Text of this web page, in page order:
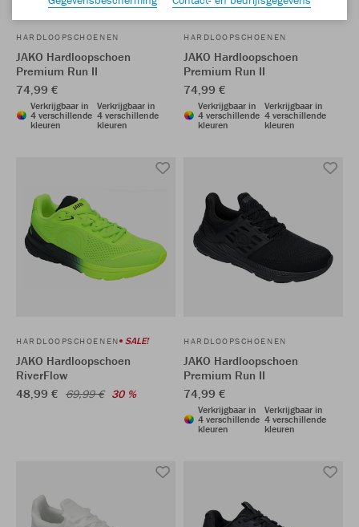
HARDLOOPSCHOENEN
JAKO Hardloopschoen
Premium Run II
74,99 €
Verkrijgbaar in
4 verschillende
kleuren
Verkrijgbaar in
4 verschillende
kleuren
HARDLOOPSCHOENEN
JAKO Hardloopschoen
Premium Run II
74,99 €
Verkrijgbaar in
4 verschillende
kleuren
Verkrijgbaar in
4 verschillende
kleuren
HARDLOOPSCHOENEN SALE!
JAKO Hardloopschoen
RiverFlow
48,99 € 69,99 € 30 %
HARDLOOPSCHOENEN
JAKO Hardloopschoen
Premium Run II
74,99 €
Verkrijgbaar in
4 verschillende
kleuren
Verkrijgbaar in
4 verschillende
kleuren